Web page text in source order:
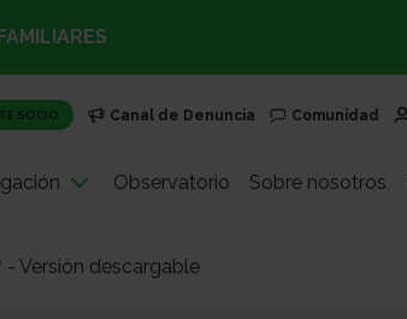
SOCIO Canal de Denuncia Comunidad
Observatorio Sobre nosotros
- Versión descargable